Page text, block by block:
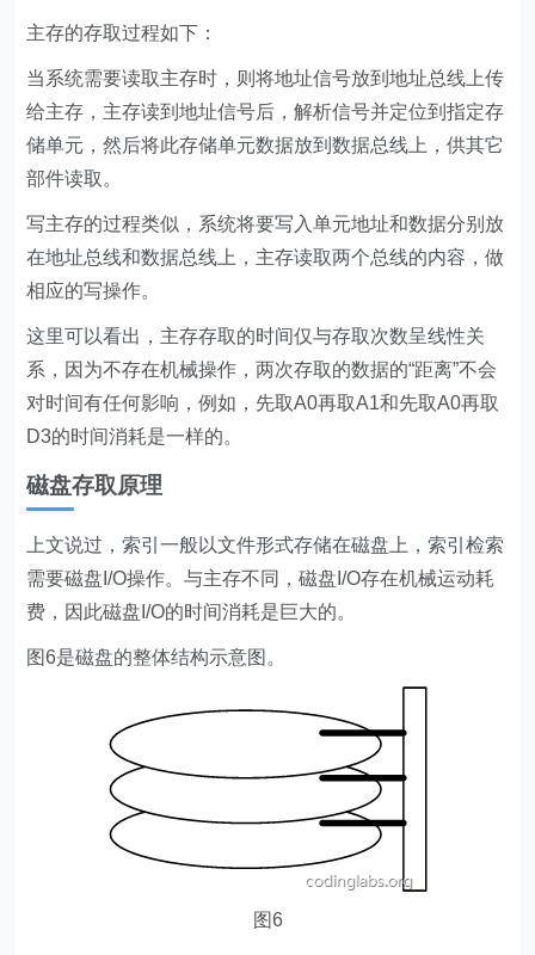
主存的存取过程如下：
当系统需要读取主存时，则将地址信号放到地址总线上传
给主存，主存读到地址信号后，解析信号并定位到指定存
储单元，然后将此存储单元数据放到数据总线上，供其它
部件读取。
写主存的过程类似，系统将要写入单元地址和数据分别放
在地址总线和数据总线上，主存读取两个总线的内容，做
相应的写操作。
这里可以看出，主存存取的时间仅与存取次数呈线性关
系，因为不存在机械操作，两次存取的数据的“距离”不会
对时间有任何影响，例如，先取A0再取A1和先取A0再取
D3的时间消耗是一样的。
磁盘存取原理
上文说过，索引一般以文件形式存储在磁盘上，索引检索
需要磁盘I/O操作。与主存不同，磁盘I/O存在机械运动耗
费，因此磁盘I/O的时间消耗是巨大的。
图6是磁盘的整体结构示意图。
图6